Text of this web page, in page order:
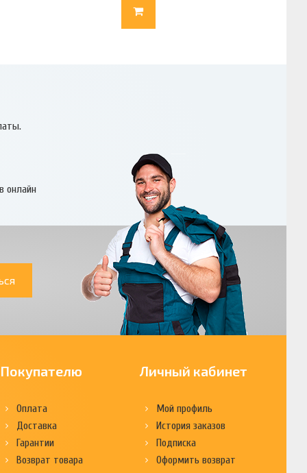
онлайн
Покупателю
Оплата
Доставка
Гарантии
Возврат товара
Личный кабинет
Мой профиль
История заказов
Подписка
Оформить возврат